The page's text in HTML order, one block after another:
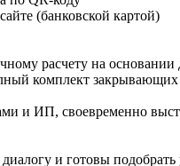
(банковской картой)
расчету на основании
комплект закрывающих
и ИП, своевременно
и готовы